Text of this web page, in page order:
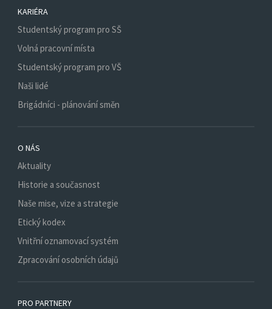
KARIÉRA
Studentský program pro SŠ
Volná pracovní místa
Studentský program pro VŠ
Naši lidé
Brigádníci - plánování směn
O NÁS
Aktuality
Historie a současnost
Naše mise, vize a strategie
Etický kodex
Vnitřní oznamovací systém
Zpracování osobních údajů
PRO PARTNERY